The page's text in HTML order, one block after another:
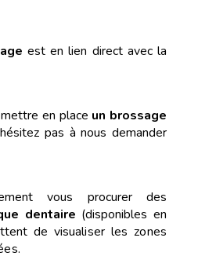
est en lien direct avec la
en place un brossage
pas à nous demander
vous procurer des
dentaire (disponibles en
de visualiser les zones